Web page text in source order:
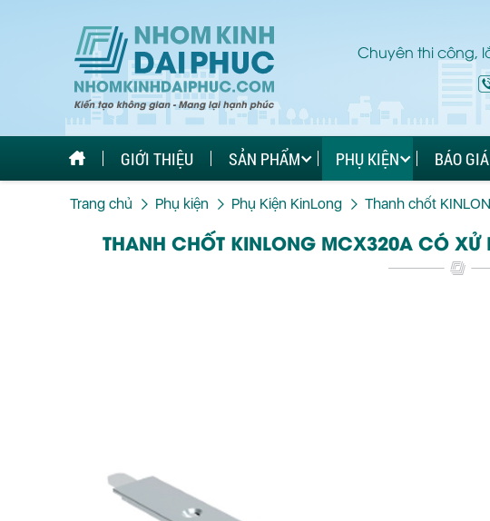
Chuyên thi công,
GIỚI THIỆU SẢN PHẨM PHỤ KIỆN BÁO GIÁ
Trang chủ Phụ kiện Phụ Kiện KinLong Thanh chốt
THANH CHỐT KINLONG MCX320A CÓ XỬ